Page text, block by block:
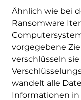
Ähnlich wie bei
Ransomware
vorgegebene
verschlüsseln
wandelt alle
Informationen in